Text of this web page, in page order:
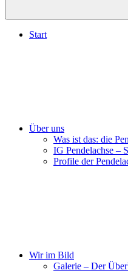
Start
Über uns
Was ist das: die
IG Pendelachse –
Profile der
Wir im Bild
Galerie – Der